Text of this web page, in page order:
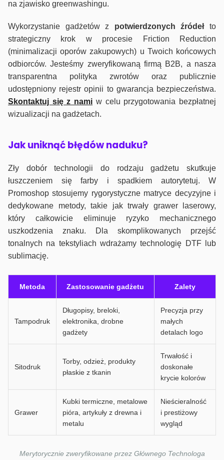
na zjawisko greenwashingu.
Wykorzystanie gadżetów z potwierdzonych źródełto
strategiczny krok w procesie Friction Reduction
(minimalizacji oporów zakupowych) u Twoich końcowych
odbiorców. Jesteśmy zweryfikowaną firmą B2B, a nasza
transparentna polityka zwrotów oraz publicznie
udostępniony rejestr opinii to gwarancja bezpieczeństwa.
Skontaktuj się z nami w celu przygotowania bezpłatnej
wizualizacji na gadżetach.
Jak uniknąć błędów naduku?
Zły dobór technologii do rodzaju gadżetu skutkuje
łuszczeniem się farby i spadkiem autorytetuj. W
Promoshop stosujemy rygorystyczne matryce decyzyjne i
dedykowane metody, takie jak trwały grawer laserowy,
który całkowicie eliminuje ryzyko mechanicznego
uszkodzenia znaku. Dla skomplikowanych przejść
tonalnych na tekstyliach wdrażamy technologię DTF lub
sublimację.
Metoda Zastosowanie gadżetu Zalety
Tampodruk
Długopisy, breloki,
elektronika, drobne
gadżety
Precyzja przy
małych
detalach logo
Sitodruk
Torby, odzież, produkty
płaskie z tkanin
Trwałość i
doskonałe
krycie kolorów
Grawer
Kubki termiczne, metalowe
pióra, artykuły z drewna i
metalu
Nieścieralność
i prestiżowy
wygląd
Merytorycznie zweryfikowane przez Głównego Technologa